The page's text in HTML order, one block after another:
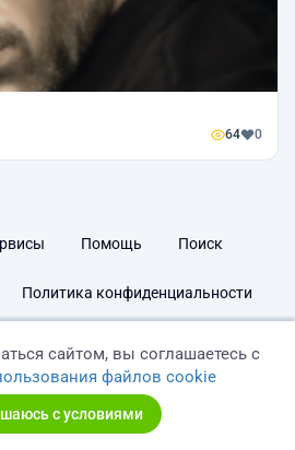
64 0
Помощь Поиск
Политика конфиденциальности
сайтом, вы соглашаетесь с
файлов cookie
с условиями